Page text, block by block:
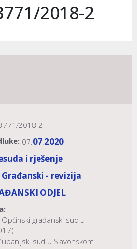
2018-2
2018-2
07.07.2020
i rješenje
Građanski - revizija
ODJEL
građanski sud u
sud u Slavonskom